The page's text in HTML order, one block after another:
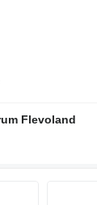
Flevoland